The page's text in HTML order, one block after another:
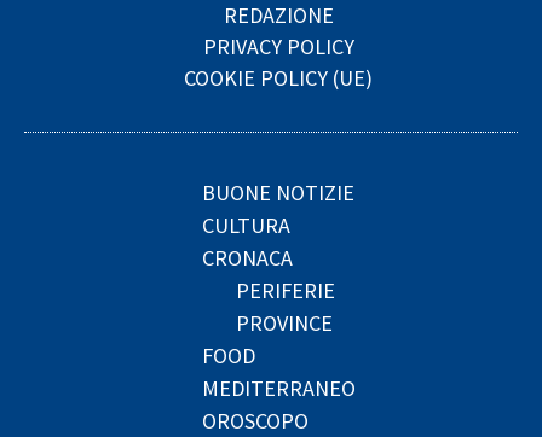
REDAZIONE
PRIVACY POLICY
COOKIE POLICY (UE)
BUONE NOTIZIE
CULTURA
CRONACA
PERIFERIE
PROVINCE
FOOD
MEDITERRANEO
OROSCOPO